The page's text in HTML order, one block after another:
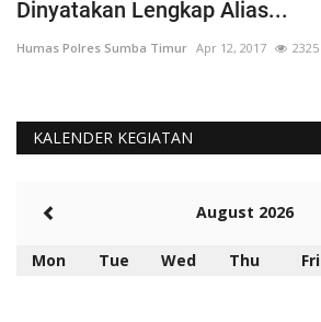
Dinyatakan Lengkap Alias...
Humas Polres Sumba Timur Apr 12, 2017 2325
KALENDER KEGIATAN
August 2026
Mon Tue Wed Thu Fri